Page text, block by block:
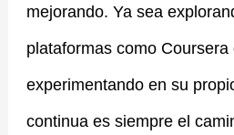
mejorando. Ya sea
plataformas como
experimentando en su
continua es siempre el